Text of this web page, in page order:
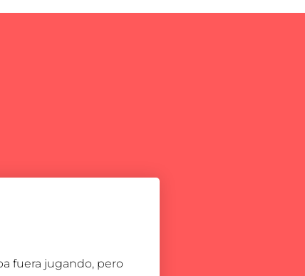
fuera jugando, pero